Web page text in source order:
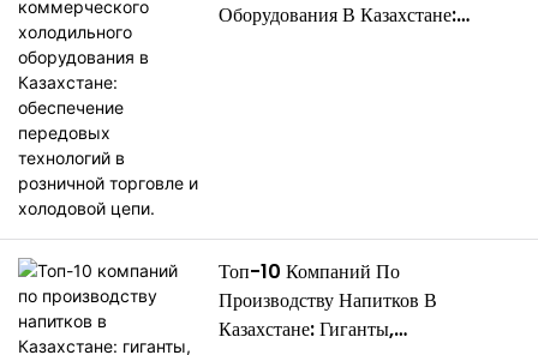
рост на 6,1% в год до 2033
их клиенты при покупке, и
показано, как именно их
преодолеть с помощью
Оборудования В Казахстане:
Топ-10 Компаний По
Производству Напитков В
Казахстане: Гиганты,